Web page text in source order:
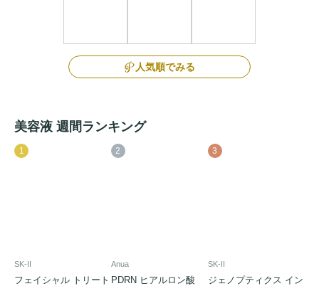
人気順でみる
美容液 週間ランキング
1
SK-II
フェイシャル トリート
2
Anua
PDRN ヒアルロン酸
3
SK-II
ジェノプティクス イン